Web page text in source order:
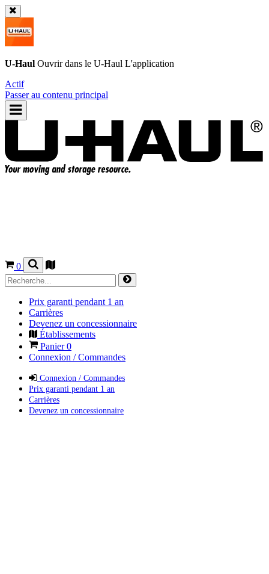
U-Haul Ouvrir dans le U-Haul L'application
Actif
Passer au contenu principal
0
Prix garanti pendant 1 an
Carrières
Devenez un concessionnaire
Établissements
Panier0
Connexion / Commandes
Connexion / Commandes
Prix garanti pendant 1 an
Carrières
Devenez un concessionnaire